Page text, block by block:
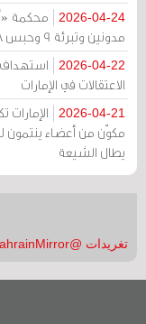
2026-04-24
مدونين وتبرئة 9 وحبس 18 متهماً بالتعاطف مع إيران
2026-04-22
استهداف
الاعتقالات في الإمارات
2026-04-21
مكوّن من أعضاء
يطال الشيعة
تغريدات @BahrainMirror